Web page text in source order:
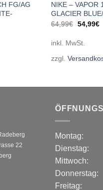
FG/AG
NIKE – VAPOR
GLACIER
64,99€
64,99€
54,99€
inkl. MwSt.
zzgl.
22
Montag:
Dienstag:
Mittwoch:
Donnerstag:
Freitag: